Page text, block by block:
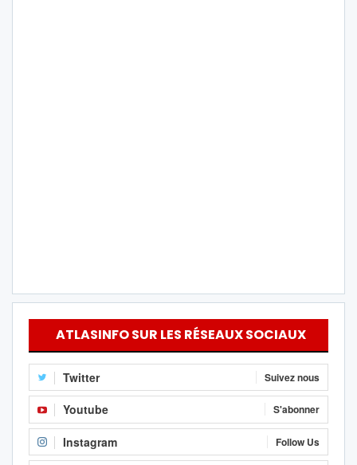
ATLASINFO SUR LES RÉSEAUX SOCIAUX
Twitter Suivez nous
Youtube S'abonner
Instagram Follow Us